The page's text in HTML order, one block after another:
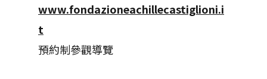
www.fondazioneachillecastiglioni.i
t
預約制參觀導覽